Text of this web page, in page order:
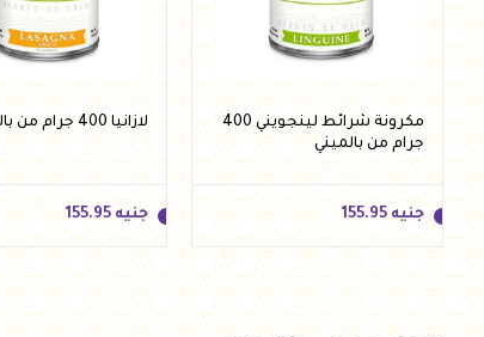
مكرونة شرائط لينجويني 400
جرام من بالميني
جنيه 155.95
لازانيا 400 جرام من بالميني
جنيه 155.95